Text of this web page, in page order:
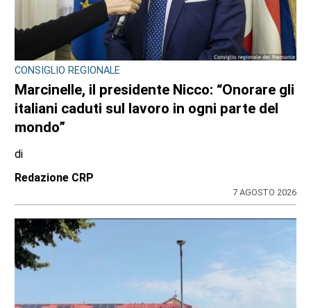
CRONACA
Bimba a rischio e degrado sulla provinciale:
la svolta. Mamma e neonata portate in una
località protetta
di
Redazione